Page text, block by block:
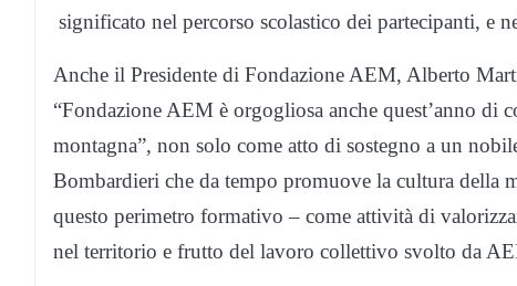
significato nel percorso scolastico dei partecipanti, e
Anche il Presidente di Fondazione AEM, Alberto
“Fondazione AEM è orgogliosa anche quest’anno di
montagna”, non solo come atto di sostegno a un
Bombardieri che da tempo promuove la cultura della
questo perimetro formativo – come attività di
nel territorio e frutto del lavoro collettivo svolto da